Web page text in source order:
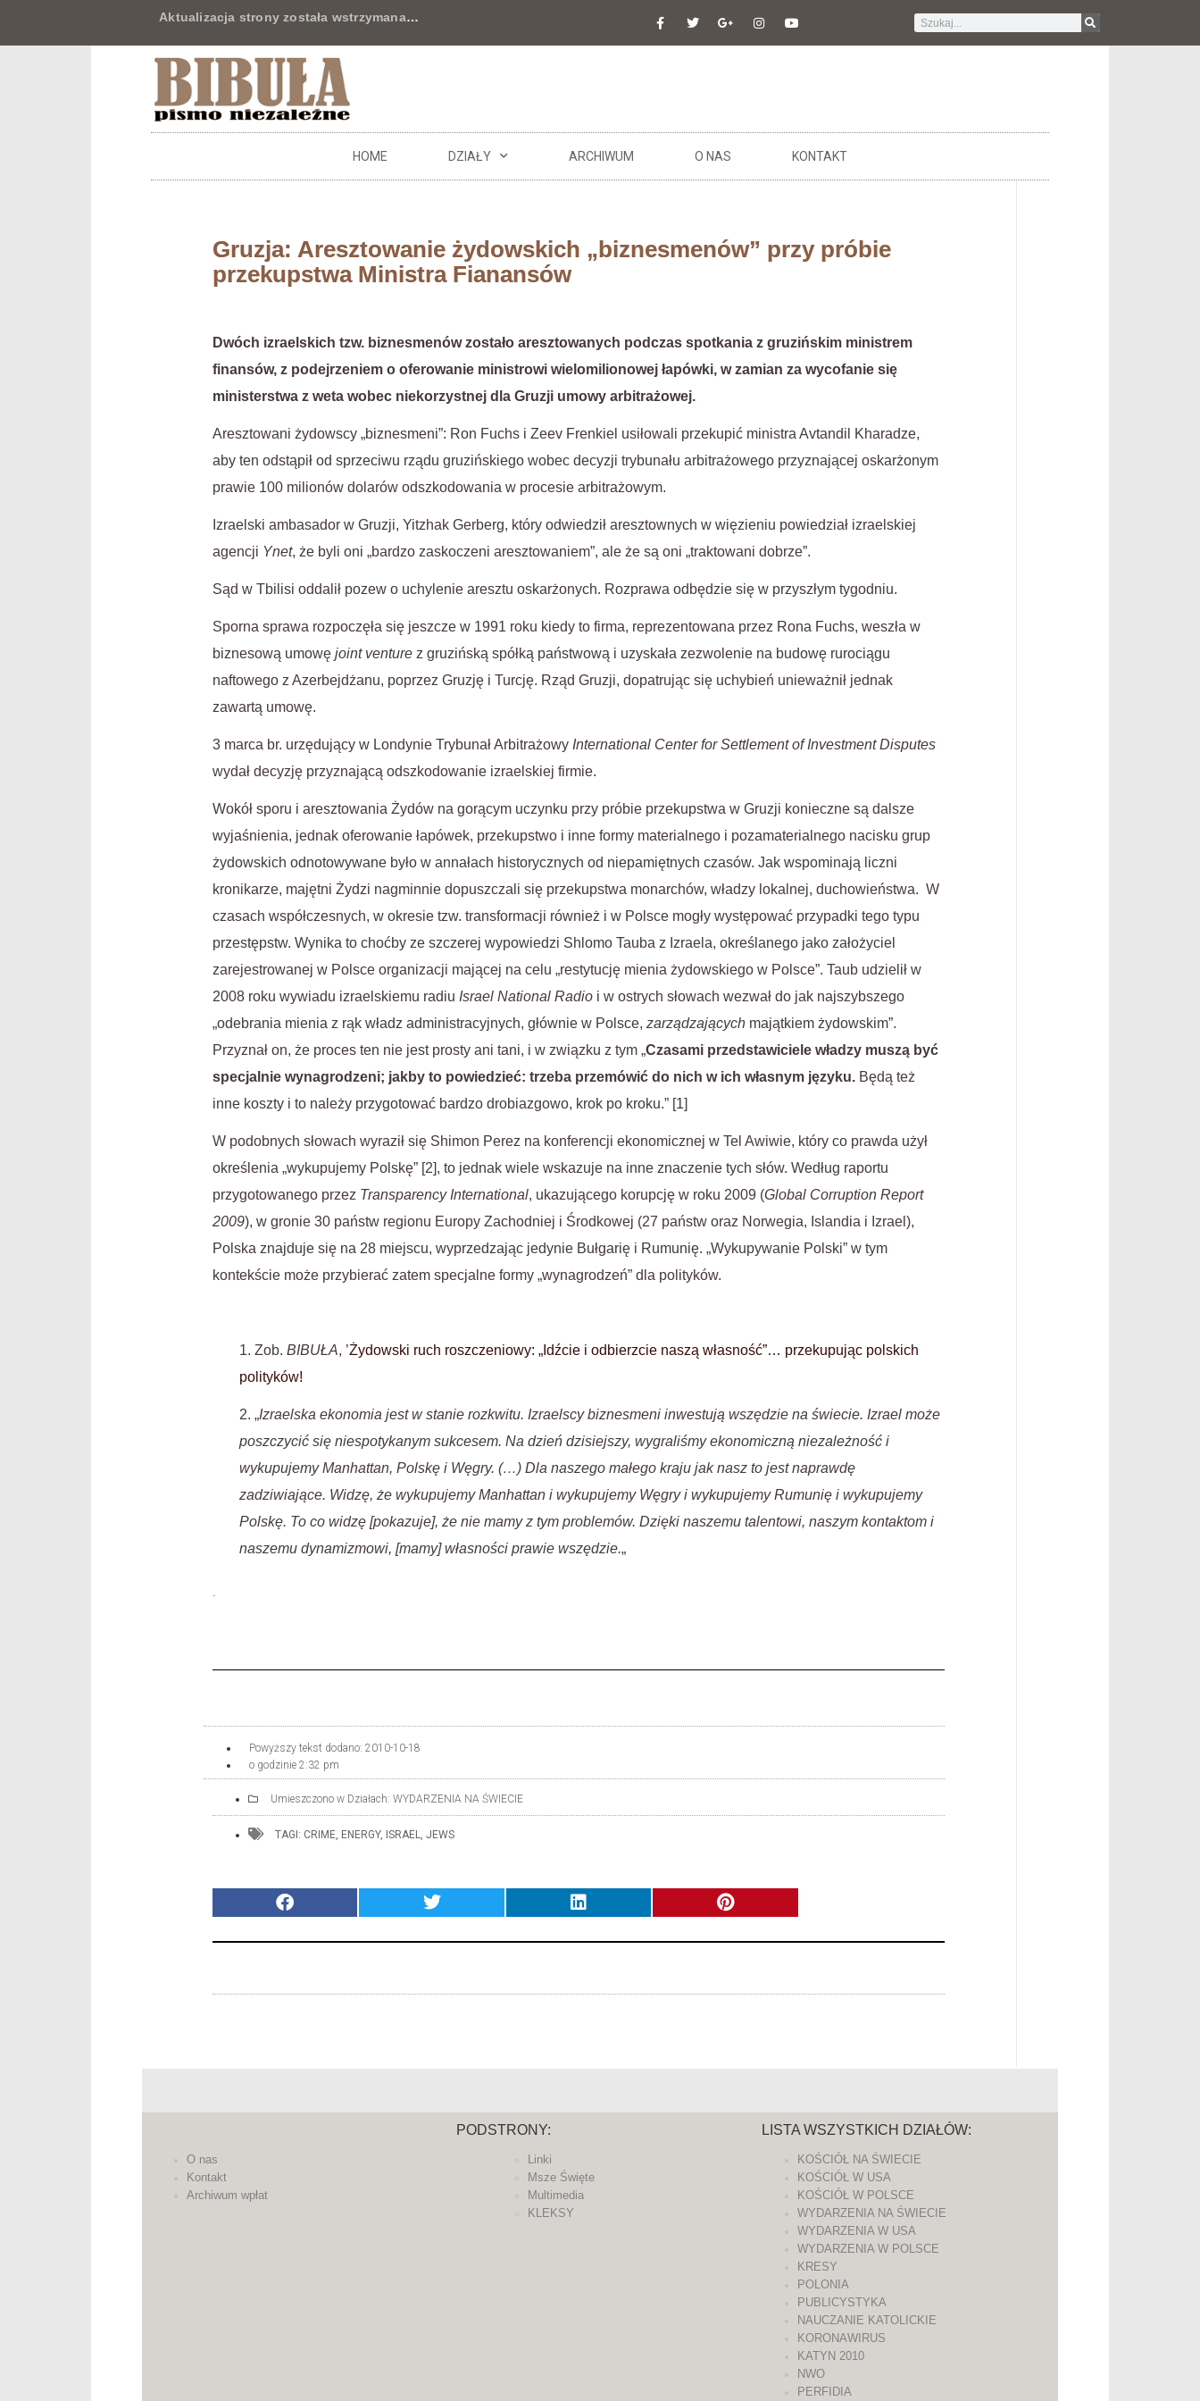
Aktualizacja strony została wstrzymana…
HOME DZIAŁY ARCHIWUM O NAS KONTAKT
Gruzja: Aresztowanie żydowskich „biznesmenów” przy próbie
przekupstwa Ministra Fianansów
Dwóch izraelskich tzw. biznesmenów zostało aresztowanych podczas spotkania z gruzińskim ministrem
finansów, z podejrzeniem o oferowanie ministrowi wielomilionowej łapówki, w zamian za wycofanie się
ministerstwa z weta wobec niekorzystnej dla Gruzji umowy arbitrażowej.
Aresztowani żydowscy „biznesmeni”: Ron Fuchs i Zeev Frenkiel usiłowali przekupić ministra Avtandil Kharadze,
aby ten odstąpił od sprzeciwu rządu gruzińskiego wobec decyzji trybunału arbitrażowego przyznającej oskarżonym
prawie 100 milionów dolarów odszkodowania w procesie arbitrażowym.
Izraelski ambasador w Gruzji, Yitzhak Gerberg, który odwiedził aresztownych w więzieniu powiedział izraelskiej
agencji Ynet, że byli oni „bardzo zaskoczeni aresztowaniem”, ale że są oni „traktowani dobrze”.
Sąd w Tbilisi oddalił pozew o uchylenie aresztu oskarżonych. Rozprawa odbędzie się w przyszłym tygodniu.
Sporna sprawa rozpoczęła się jeszcze w 1991 roku kiedy to firma, reprezentowana przez Rona Fuchs, weszła w
biznesową umowę joint venture z gruzińską spółką państwową i uzyskała zezwolenie na budowę rurociągu
naftowego z Azerbejdżanu, poprzez Gruzję i Turcję. Rząd Gruzji, dopatrując się uchybień unieważnił jednak
zawartą umowę.
3 marca br. urzędujący w Londynie Trybunał Arbitrażowy International Center for Settlement of Investment Disputes
wydał decyzję przyznającą odszkodowanie izraelskiej firmie.
Wokół sporu i aresztowania Żydów na gorącym uczynku przy próbie przekupstwa w Gruzji konieczne są dalsze
wyjaśnienia, jednak oferowanie łapówek, przekupstwo i inne formy materialnego i pozamaterialnego nacisku grup
żydowskich odnotowywane było w annałach historycznych od niepamiętnych czasów. Jak wspominają liczni
kronikarze, majętni Żydzi nagminnie dopuszczali się przekupstwa monarchów, władzy lokalnej, duchowieństwa. W
czasach współczesnych, w okresie tzw. transformacji również i w Polsce mogły występować przypadki tego typu
przestępstw. Wynika to choćby ze szczerej wypowiedzi Shlomo Tauba z Izraela, określanego jako założyciel
zarejestrowanej w Polsce organizacji mającej na celu „restytucję mienia żydowskiego w Polsce”. Taub udzielił w
2008 roku wywiadu izraelskiemu radiu Israel National Radio i w ostrych słowach wezwał do jak najszybszego
„odebrania mienia z rąk władz administracyjnych, głównie w Polsce, zarządzających majątkiem żydowskim”.
Przyznał on, że proces ten nie jest prosty ani tani, i w związku z tym „Czasami przedstawiciele władzy muszą być
specjalnie wynagrodzeni; jakby to powiedzieć: trzeba przemówić do nich w ich własnym języku. Będą też
inne koszty i to należy przygotować bardzo drobiazgowo, krok po kroku.” [1]
W podobnych słowach wyraził się Shimon Perez na konferencji ekonomicznej w Tel Awiwie, który co prawda użył
określenia „wykupujemy Polskę” [2], to jednak wiele wskazuje na inne znaczenie tych słów. Według raportu
przygotowanego przez Transparency International, ukazującego korupcję w roku 2009 (Global Corruption Report
2009), w gronie 30 państw regionu Europy Zachodniej i Środkowej (27 państw oraz Norwegia, Islandia i Izrael),
Polska znajduje się na 28 miejscu, wyprzedzając jedynie Bułgarię i Rumunię. „Wykupywanie Polski” w tym
kontekście może przybierać zatem specjalne formy „wynagrodzeń” dla polityków.
1. Zob. BIBUŁA, ’Żydowski ruch roszczeniowy: „Idźcie i odbierzcie naszą własność”… przekupując polskich
polityków!
2. „Izraelska ekonomia jest w stanie rozkwitu. Izraelscy biznesmeni inwestują wszędzie na świecie. Izrael może
poszczycić się niespotykanym sukcesem. Na dzień dzisiejszy, wygraliśmy ekonomiczną niezależność i
wykupujemy Manhattan, Polskę i Węgry. (…) Dla naszego małego kraju jak nasz to jest naprawdę
zadziwiające. Widzę, że wykupujemy Manhattan i wykupujemy Węgry i wykupujemy Rumunię i wykupujemy
Polskę. To co widzę [pokazuje], że nie mamy z tym problemów. Dzięki naszemu talentowi, naszym kontaktom i
naszemu dynamizmowi, [mamy] własności prawie wszędzie.„
Powyższy tekst dodano: 2010-10-18
o godzinie 2:32 pm
Umieszczono w Działach: WYDARZENIA NA ŚWIECIE
TAGI: CRIME, ENERGY, ISRAEL, JEWS
O nas
Kontakt
Archiwum wpłat
PODSTRONY:
Linki
Msze Święte
Multimedia
KLEKSY
LISTA WSZYSTKICH DZIAŁÓW:
KOŚCIÓŁ NA ŚWIECIE
KOŚCIÓŁ W USA
KOŚCIÓŁ W POLSCE
WYDARZENIA NA ŚWIECIE
WYDARZENIA W USA
WYDARZENIA W POLSCE
KRESY
POLONIA
PUBLICYSTYKA
NAUCZANIE KATOLICKIE
KORONAWIRUS
KATYN 2010
NWO
PERFIDIA